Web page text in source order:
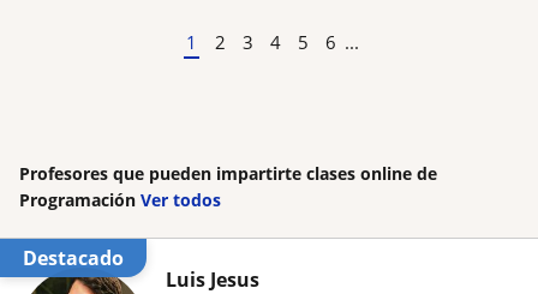
1 2 3 4 5 6 ...
Profesores que pueden impartirte clases online de
Programación Ver todos
Destacado
Luis Jesus